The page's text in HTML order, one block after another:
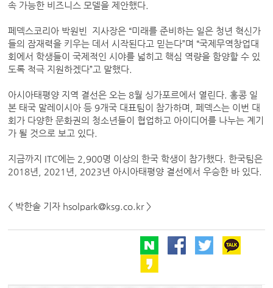
속 가능한 비즈니스 모델을 제안했다.
페덱스코리아 박원빈 지사장은 “미래를 준비하는 일은 청년 혁신가
들의 잠재력을 키우는 데서 시작된다고 믿는다”며 “국제무역창업대
회에서 학생들이 국제적인 시야를 넓히고 핵심 역량을 함양할 수 있
도록 적극 지원하겠다”고 말했다.
아시아태평양 지역 결선은 오는 8월 싱가포르에서 열린다. 홍콩 일
본 태국 말레이시아 등 9개국 대표팀이 참가하며, 페덱스는 이번 대
회가 다양한 문화권의 청소년들이 협업하고 아이디어를 나누는 계기
가 될 것으로 보고 있다.
지금까지 ITC에는 2,900명 이상의 한국 학생이 참가했다. 한국팀은
2018년, 2021년, 2023년 아시아태평양 결선에서 우승한 바 있다.
< 박한솔 기자 hsolpark@ksg.co.kr >